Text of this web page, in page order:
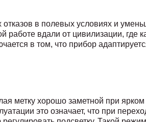
в полевых условиях и
работе вдали от цивилизации, где
в том, что прибор
метку хорошо заметной при
это означает, что при